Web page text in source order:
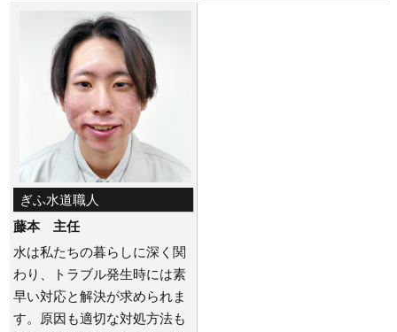
ぎふ水道職人
藤本 主任
水は私たちの暮らしに深く関
わり、トラブル発生時には素
早い対応と解決が求められま
す。原因も適切な対処方法も